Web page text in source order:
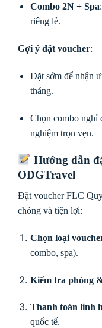
Combo 2N + Spa
riêng lẻ.
Gợi ý đặt voucher:
Đặt sớm để nhận
tháng.
Chọn combo nghỉ
nghiệm trọn vẹn.
Hướng dẫn
ODGTravel
Đặt voucher FLC
chóng và tiện lợi:
Chọn loại
combo, spa).
Kiểm tra phòng
Thanh toán linh
quốc tế.